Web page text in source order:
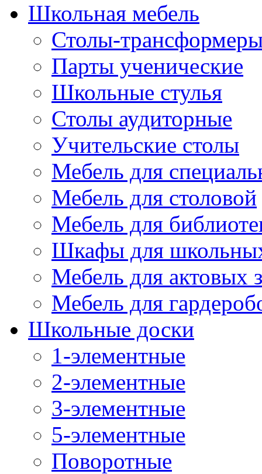
Школьная мебель
Столы-
Парты ученические
Школьные стулья
Столы аудиторные
Учительские столы
Мебель для
Мебель для столовой
Мебель для
Шкафы для
Мебель для актовых
Мебель для
Школьные доски
1-элементные
2-элементные
3-элементные
5-элементные
Поворотные